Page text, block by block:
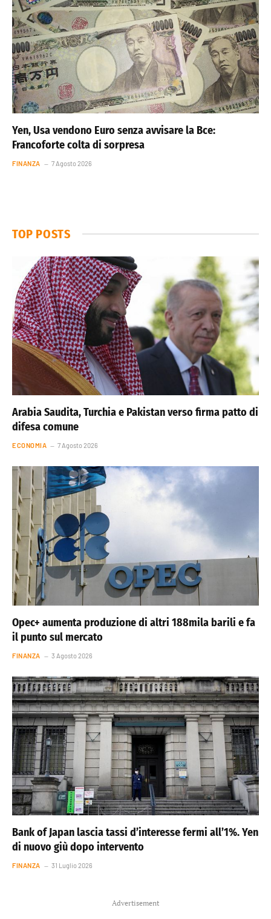
Yen, Usa vendono Euro senza avvisare la Bce:
Francoforte colta di sorpresa
FINANZA 7 Agosto 2026
TOP POSTS
Arabia Saudita, Turchia e Pakistan verso firma patto di
difesa comune
ECONOMIA 7 Agosto 2026
Opec+ aumenta produzione di altri 188mila barili e fa
il punto sul mercato
FINANZA 3 Agosto 2026
Bank of Japan lascia tassi d’interesse fermi all’1%. Yen
di nuovo giù dopo intervento
FINANZA 31 Luglio 2026
Advertisement